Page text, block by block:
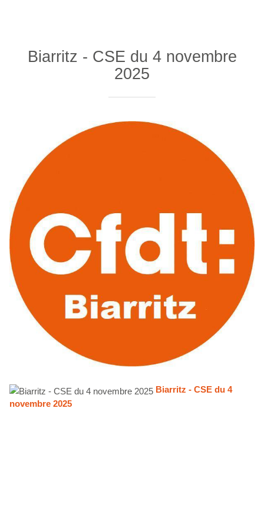
Biarritz - CSE du 4 novembre
2025
Biarritz - CSE du 4
novembre 2025